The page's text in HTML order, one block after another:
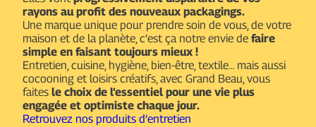
rayons au profit des nouveaux packagings.
Une marque unique pour prendre soin de vous, de votre
maison et de la planète, c’est ça notre envie de faire
simple en faisant toujours mieux !
Entretien, cuisine, hygiène, bien-être, textile… mais aussi
cocooning et loisirs créatifs, avec Grand Beau, vous
faites le choix de l’essentiel pour une vie plus
engagée et optimiste chaque jour.
Retrouvez nos produits d’entretien